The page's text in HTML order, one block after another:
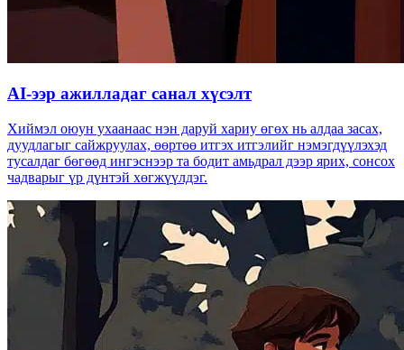
AI-ээр ажилладаг санал хүсэлт
Хиймэл оюун ухаанаас нэн даруй хариу өгөх нь алдаа засах,
дуудлагыг сайжруулах, өөртөө итгэх итгэлийг нэмэгдүүлэхэд
тусалдаг бөгөөд ингэснээр та бодит амьдрал дээр ярих, сонсох
чадварыг үр дүнтэй хөгжүүлдэг.